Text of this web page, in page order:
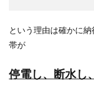
という理由は確かに
帯が
停電し、断水し